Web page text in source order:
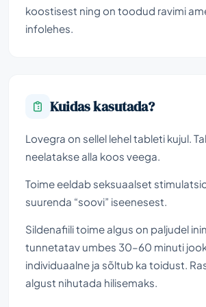
koostisest ning on toodud ravimi
infolehes.
Kuidas kasutada?
Lovegra on sellel lehel tableti kujul.
neelatakse alla koos veega.
Toime eeldab seksuaalset
suurenda “soovi” iseenesest.
Sildenafiili toime algus on paljudel
tunnetatav umbes 30–60 minuti
individuaalne ja sõltub ka toidust.
algust nihutada hilisemaks.